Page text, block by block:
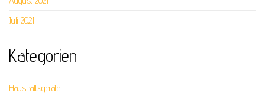
Juli 2021
Kategorien
Haushaltsgeräte